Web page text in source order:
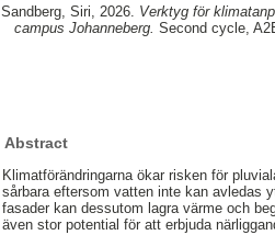
Sandberg, Siri, 2026. Verktyg för
campus Johanneberg. Second cycle,
Abstract
Klimatförändringarna ökar risken för
sårbara eftersom vatten inte kan avledas
fasader kan dessutom lagra värme och
även stor potential för att erbjuda